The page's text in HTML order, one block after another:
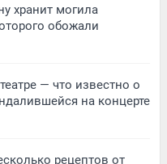
хранит могила
обожали
— что известно о
на концерте
рецептов от